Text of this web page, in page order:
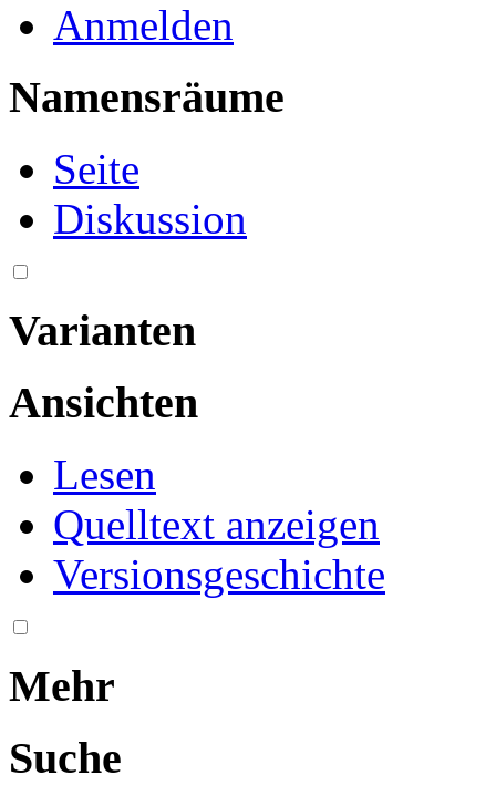
Anmelden
Namensräume
Seite
Diskussion
Varianten
Ansichten
Lesen
Quelltext anzeigen
Versionsgeschichte
Mehr
Suche